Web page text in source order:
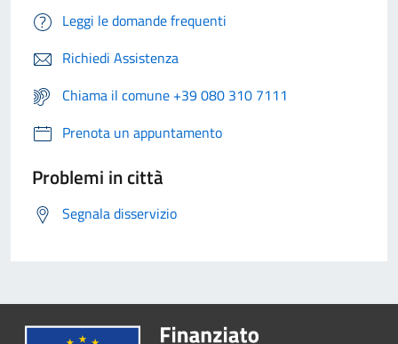
Leggi le domande frequenti
Richiedi Assistenza
Chiama il comune +39 080 310 7111
Prenota un appuntamento
Problemi in città
Segnala disservizio